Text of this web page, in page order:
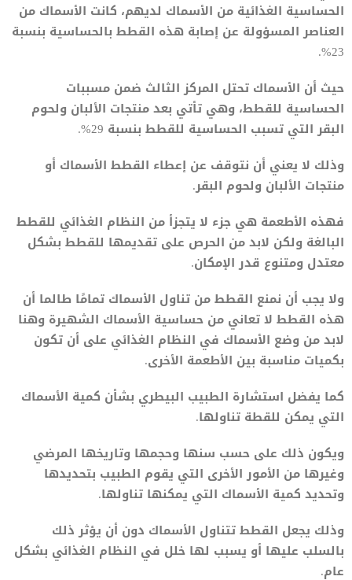
الحساسية الغذائية من الأسماك لديهم، كانت الأسماك من
العناصر المسؤولة عن إصابة هذه القطط بالحساسية بنسبة
23%.
حيث أن الأسماك تحتل المركز الثالث ضمن مسببات
الحساسية للقطط، وهي تأتي بعد منتجات الألبان ولحوم
البقر التي تسبب الحساسية للقطط بنسبة 29%.
وذلك لا يعني أن نتوقف عن إعطاء القطط الأسماك أو
منتجات الألبان ولحوم البقر.
فهذه الأطعمة هي جزء لا يتجزأ من النظام الغذائي للقطط
البالغة ولكن لابد من الحرص على تقديمها للقطط بشكل
معتدل ومتنوع قدر الإمكان.
ولا يجب أن نمنع القطط من تناول الأسماك تمامًا طالما أن
هذه القطط لا تعاني من حساسية الأسماك الشهيرة وهنا
لابد من وضع الأسماك في النظام الغذائي على أن تكون
بكميات مناسبة بين الأطعمة الأخرى.
كما يفضل استشارة الطبيب البيطري بشأن كمية الأسماك
التي يمكن للقطة تناولها.
ويكون ذلك على حسب سنها وحجمها وتاريخها المرضي
وغيرها من الأمور الأخرى التي يقوم الطبيب بتحديدها
وتحديد كمية الأسماك التي يمكنها تناولها.
وذلك يجعل القطط تتناول الأسماك دون أن يؤثر ذلك
بالسلب عليها أو يسبب لها خلل في النظام الغذائي بشكل
عام.